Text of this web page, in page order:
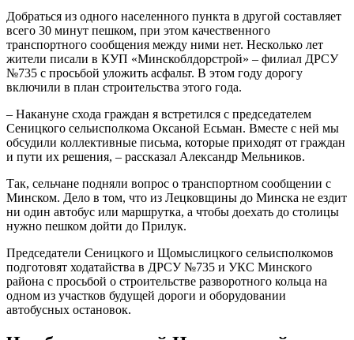
Добраться из одного населенного пункта в другой составляет
всего 30 минут пешком, при этом качественного
транспортного сообщения между ними нет. Несколько лет
жители писали в КУП «Минскоблдорстрой» – филиал ДРСУ
№735 с просьбой уложить асфальт. В этом году дорогу
включили в план строительства этого года.
– Накануне схода граждан я встретился с председателем
Сеницкого сельисполкома Оксаной Есьман. Вместе с ней мы
обсудили коллективные письма, которые приходят от граждан
и пути их решения, – рассказал Александр Мельников.
Так, сельчане подняли вопрос о транспортном сообщении с
Минском. Дело в том, что из Лецковщины до Минска не ездит
ни один автобус или маршрутка, а чтобы доехать до столицы
нужно пешком дойти до Прилук.
Председатели Сеницкого и Щомыслицкого сельисполкомов
подготовят ходатайства в ДРСУ №735 и УКС Минского
района с просьбой о строительстве разворотного кольца на
одном из участков будущей дороги и оборудовании
автобусных остановок.